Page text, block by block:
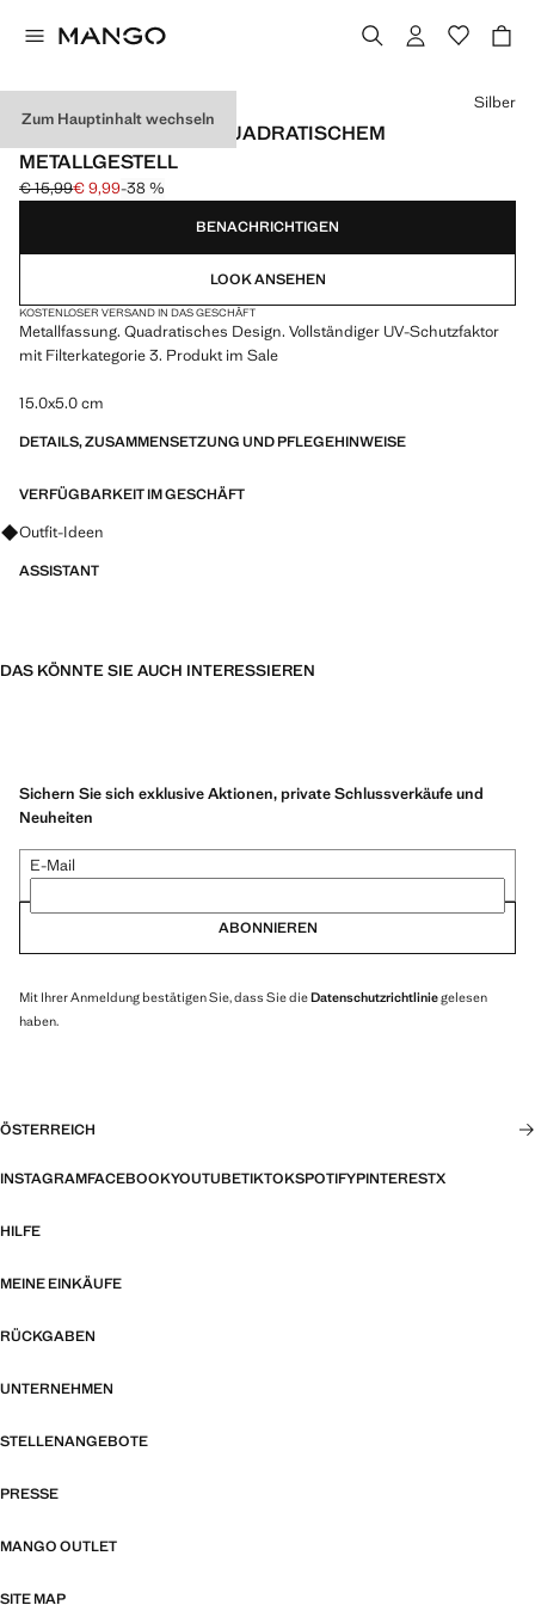
Zum Hauptinhalt wechseln
SONNENBRILLE MIT QUADRATISCHEM
METALLGESTELL
Ausgangspreis durchgestrichen [€ 15,99 ]
€ 15,99
Aktueller Preis [€ 9,99 ]
€ 9,99-38 %
Wählen Sie eine Farbe
Silber
BENACHRICHTIGEN
LOOK ANSEHEN
KOSTENLOSER VERSAND IN DAS GESCHÄFT
Metallfassung. Quadratisches Design. Vollständiger UV-Schutzfaktor
mit Filterkategorie 3. Produkt im Sale
15.0x5.0 cm
DETAILS, ZUSAMMENSETZUNG UND PFLEGEHINWEISE
VERFÜGBARKEIT IM GESCHÄFT
Fragen zu Looks, Kleidungsstücken und Trends
Outfit-Ideen
ASSISTANT
DAS KÖNNTE SIE AUCH INTERESSIEREN
Sichern Sie sich exklusive Aktionen, private Schlussverkäufe und
Neuheiten
E-Mail
ABONNIEREN
Mit Ihrer Anmeldung bestätigen Sie, dass Sie dieDatenschutzrichtliniegelesen
haben.
ÖSTERREICH
INSTAGRAMFACEBOOKYOUTUBETIKTOKSPOTIFYPINTERESTX
HILFE
MEINE EINKÄUFE
RÜCKGABEN
UNTERNEHMEN
STELLENANGEBOTE
PRESSE
MANGO OUTLET
SITE MAP